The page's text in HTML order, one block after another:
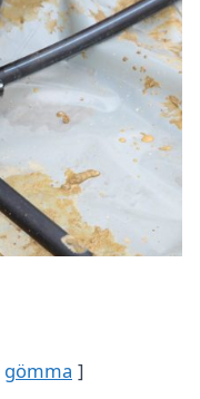
gömma